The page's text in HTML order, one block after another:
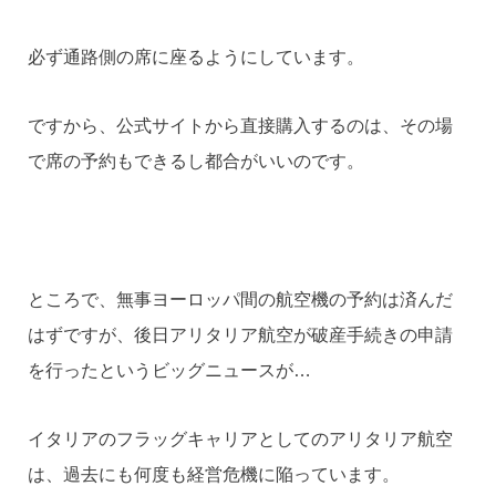
必ず通路側の席に座るようにしています。
ですから、公式サイトから直接購入するのは、その場
で席の予約もできるし都合がいいのです。
ところで、無事ヨーロッパ間の航空機の予約は済んだ
はずですが、後日アリタリア航空が破産手続きの申請
を行ったというビッグニュースが…
イタリアのフラッグキャリアとしてのアリタリア航空
は、過去にも何度も経営危機に陥っています。